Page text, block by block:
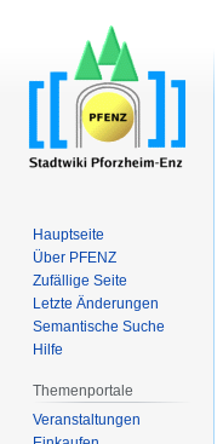
Hauptseite
Über PFENZ
Zufällige Seite
Letzte Änderungen
Semantische Suche
Hilfe
Themenportale
Veranstaltungen